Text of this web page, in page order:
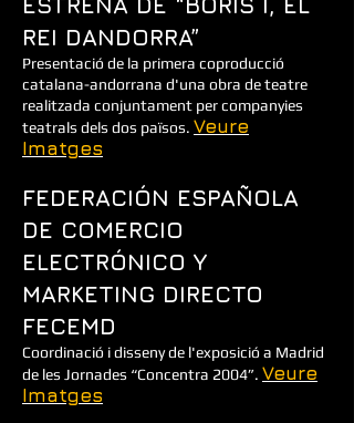
REI DANDORRA”
Presentació de la primera coproducció
catalana-andorrana d'una obra de teatre
realitzada conjuntament per companyies
teatrals dels dos països. Veure
Imatges
FEDERACIÓN ESPAÑOLA
DE COMERCIO
ELECTRÓNICO Y
MARKETING DIRECTO
FECEMD
Coordinació i disseny de l'exposició a Madrid
de les Jornades “Concentra 2004”. Veure
Imatges